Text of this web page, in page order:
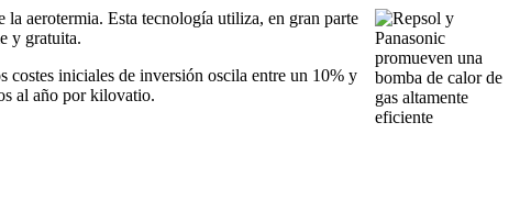
aerotermia. Esta tecnología utiliza, en gran parte
y gratuita.
costes iniciales de inversión oscila entre un 10% y
al año por kilovatio.